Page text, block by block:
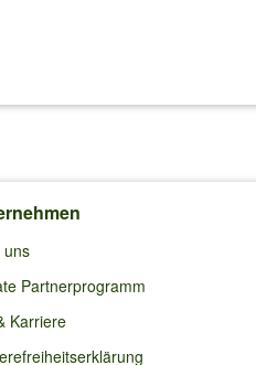
uns
Partnerprogramm
Karriere